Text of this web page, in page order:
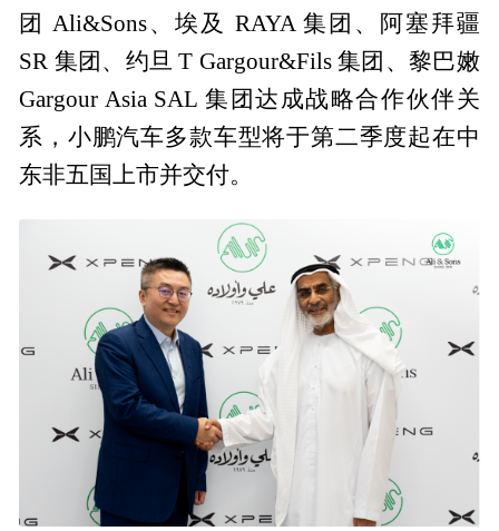
团 Ali&Sons、埃及 RAYA 集团、阿塞拜疆
SR 集团、约旦 T Gargour&Fils 集团、黎巴嫩
Gargour Asia SAL 集团达成战略合作伙伴关
系，小鹏汽车多款车型将于第二季度起在中
东非五国上市并交付。